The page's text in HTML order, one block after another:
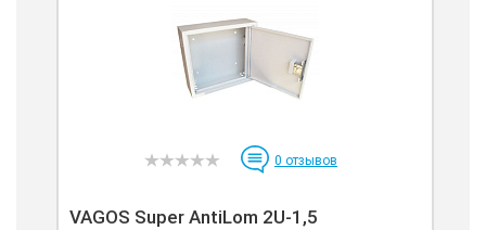
0 отзывов
VAGOS Super AntiLom 2U-1,5